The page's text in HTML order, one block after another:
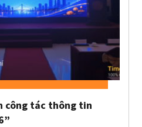
công tác thông tin